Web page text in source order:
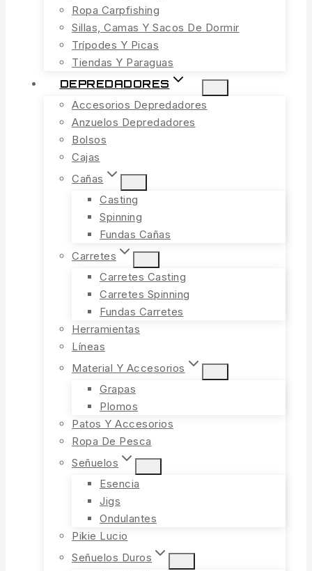
Ropa Carpfishing
Sillas, Camas Y Sacos De Dormir
Trípodes Y Picas
Tiendas Y Paraguas
DEPREDADORES
Accesorios Depredadores
Anzuelos Depredadores
Bolsos
Cajas
Cañas
Casting
Spinning
Fundas Cañas
Carretes
Carretes Casting
Carretes Spinning
Fundas Carretes
Herramientas
Líneas
Material Y Accesorios
Grapas
Plomos
Patos Y Accesorios
Ropa De Pesca
Señuelos
Esencia
Jigs
Ondulantes
Pikie Lucio
Señuelos Duros